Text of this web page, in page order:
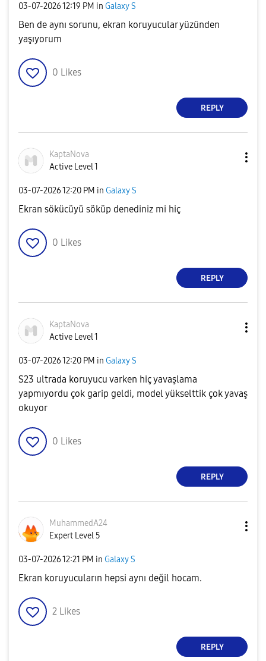
‎03-07-202612:19 PM in Galaxy S
Ben de aynı sorunu, ekran koruyucular yüzünden
yaşıyorum
0 Likes
REPLY
KaptaNova
Active Level 1
‎03-07-202612:20 PM in Galaxy S
Ekran sökücüyü söküp denediniz mi hiç
0 Likes
REPLY
KaptaNova
Active Level 1
‎03-07-202612:20 PM in Galaxy S
S23 ultrada koruyucu varken hiç yavaşlama
yapmıyordu çok garip geldi, model yükselttik çok yavaş
okuyor
0 Likes
REPLY
MuhammedA24
Expert Level 5
‎03-07-202612:21 PM in Galaxy S
Ekran koruyucuların hepsi aynı değil hocam.
2 Likes
REPLY